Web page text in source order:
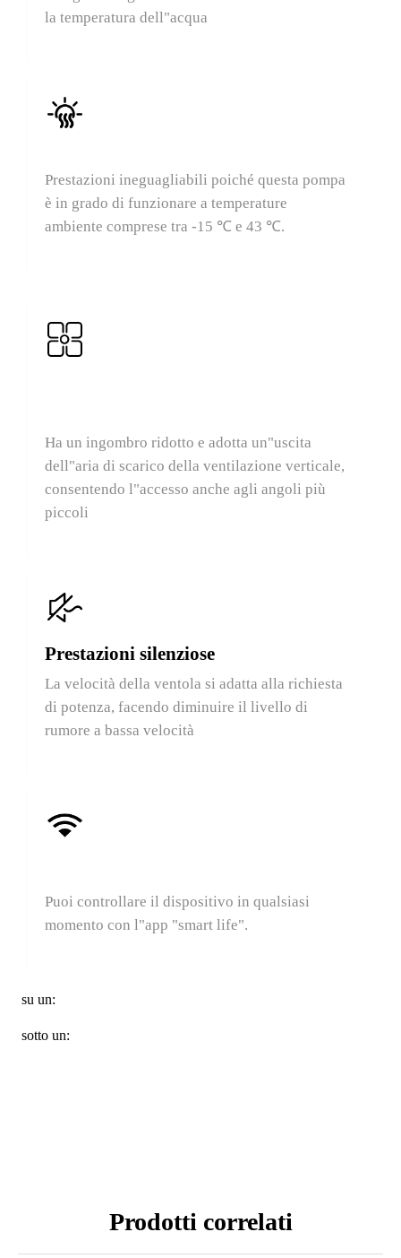
la temperatura dell"acqua
Prestazioni ineguagliabili poiché questa pompa
è in grado di funzionare a temperature
ambiente comprese tra -15 ℃ e 43 ℃.
Ha un ingombro ridotto e adotta un"uscita
dell"aria di scarico della ventilazione verticale,
consentendo l"accesso anche agli angoli più
piccoli
Prestazioni silenziose
La velocità della ventola si adatta alla richiesta
di potenza, facendo diminuire il livello di
rumore a bassa velocità
Puoi controllare il dispositivo in qualsiasi
momento con l"app "smart life".
su un:
sotto un:
Prodotti correlati